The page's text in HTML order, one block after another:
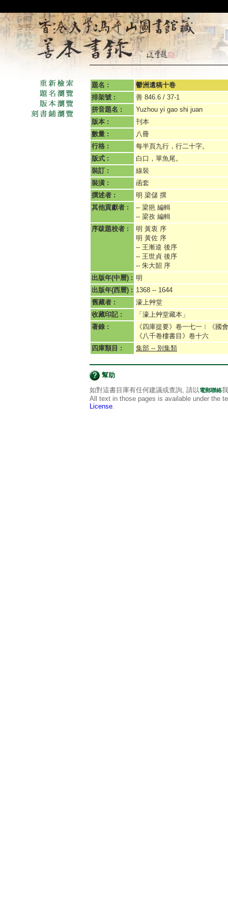
題名 :
鬱洲遺稿十卷
排架號 :
善 846.6 / 37-1
拼音題名 :
Yuzhou yi gao shi juan
版本 :
刊本
數量 :
八冊
行格 :
每半頁九行，行二十字。
版式 :
白口，單魚尾。
裝訂 :
線裝
裝潢 :
函套
撰述者 :
明 梁儲 撰
其他貢獻者 :
-- 梁挹 編輯
-- 梁孜 編輯
序跋題校者 :
明 黃衷 序
明 黃佐 序
-- 王漸逵 後序
-- 王世貞 後序
-- 朱大韶 序
出版年(中曆) : 明
出版年(西曆) : 1368 -- 1644
舊藏者 :
濠上艸堂
收藏印記 :
「濠上艸堂藏本」
著錄 :
《四庫提要》卷一七一︱《國
《八千卷樓書目》卷十六
四庫類目 :
集部 -- 別集類
幫助
如對這書目庫有任何建議或查詢, 請以電郵聯絡
All text in those pages is available under the
License.